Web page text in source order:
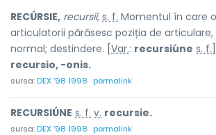
RECÚRSIE, recursii, s. f. Momentul în care
articulatorii părăsesc poziția de articulare,
normal; destindere. [ Var.: recursiúne s. f.
recursio, -onis.
sursa:DEX '98 1998 permalink
RECURSIÚNE s. f. v. recursie.
sursa:DEX '98 1998 permalink